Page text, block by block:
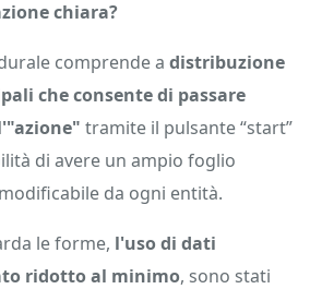
chiara?
comprende a distribuzione
che consente di passare
tramite il pulsante “start”
di avere un ampio foglio
da ogni entità.
le forme, l'uso di dati
ridotto al minimo, sono stati